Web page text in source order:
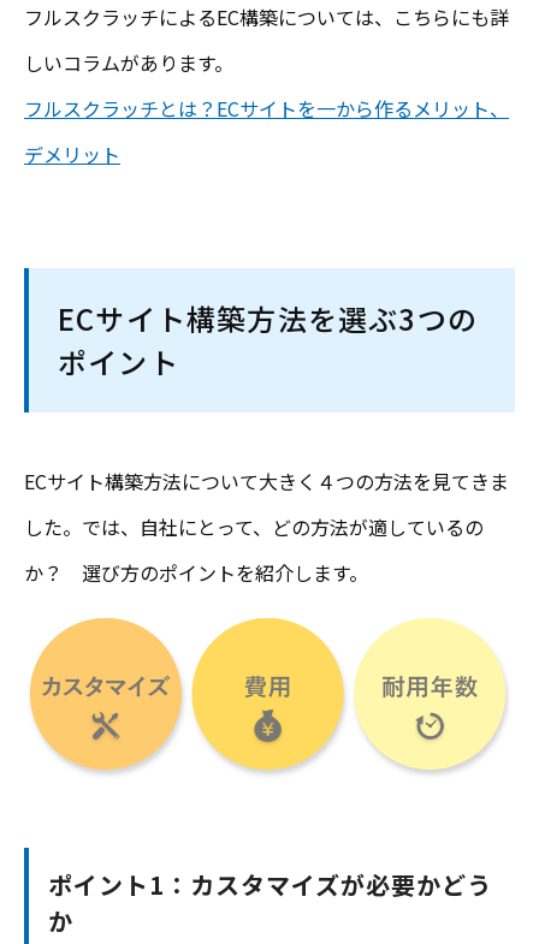
フルスクラッチによるEC構築については、こちらにも詳
しいコラムがあります。
フルスクラッチとは？ECサイトを一から作るメリット、
デメリット
ECサイト構築方法を選ぶ3つの
ポイント
ECサイト構築方法について大きく４つの方法を見てきま
した。では、自社にとって、どの方法が適しているの
か？ 選び方のポイントを紹介します。
ポイント1：カスタマイズが必要かどう
か